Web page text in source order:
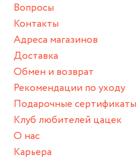
спортивный инвентарь).
Храните изделие в сухом
Для надежного хранения мы
нашей фирменной коробке
Пожалуйста, используйте
пока не носите украшение на
Вопросы
Контакты
Адреса магазинов
Доставка
Обмен и возврат
Рекомендации по уходу
Подарочные сертификаты
Клуб любителей цацек
О нас
Карьера